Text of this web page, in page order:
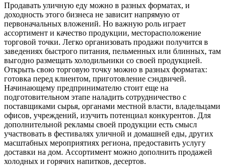
Продавать уличную еду можно в разных форматах, и
доходность этого бизнеса не зависит напрямую от
первоначальных вложений. Но важную роль играет
ассортимент и качество продукции, месторасположение
торговой точки. Легко организовать продажи получится в
заведениях быстрого питания, пельменных или блинных, там
выгодно размещать холодильники со своей продукцией.
Открыть свою торговую точку можно в разных форматах:
готовка перед клиентом, приготовление сэндвичей.
Начинающему предпринимателю стоит еще на
подготовительном этапе наладить сотрудничество с
поставщиками сырья, органами местной власти, владельцами
офисов, учреждений, изучить потенциал конкурентов. Для
дополнительной рекламы своей продукции есть смысл
участвовать в фестивалях уличной и домашней еды, других
масштабных мероприятиях региона, предоставить услугу
доставки на дом. Ассортимент можно дополнить продажей
холодных и горячих напитков, десертов.